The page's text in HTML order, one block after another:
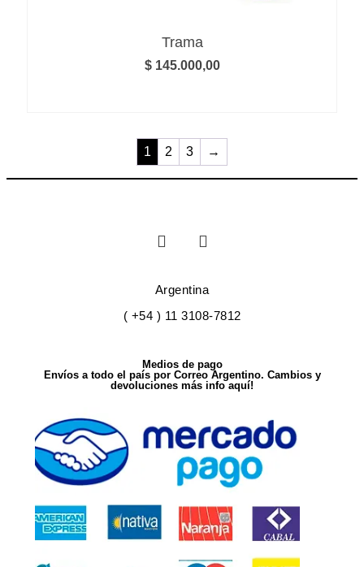
Trama
$145.000,00
1 2 3 →
Argentina
( +54 ) 11 3108-7812
Medios de pago
Envíos a todo el país por Correo Argentino. Cambios y
devoluciones más info aquí!